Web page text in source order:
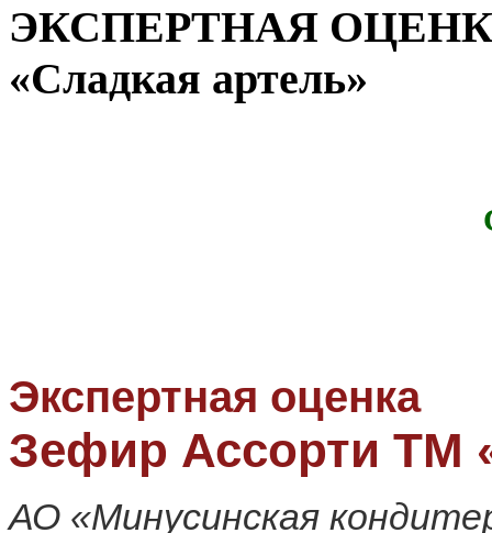
ЭКСПЕРТНАЯ
«Сладкая артель»
Экспертная оценка
Зефир Ассорти ТМ
АО «Минусинская